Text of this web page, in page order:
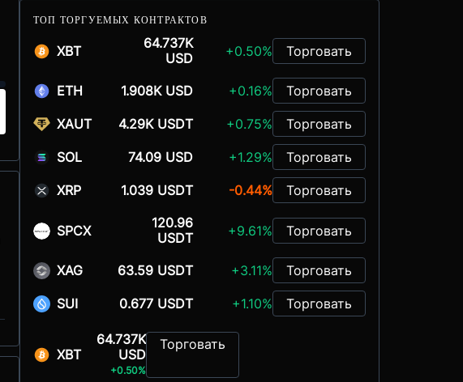
ТОП ТОРГУЕМЫХ КОНТРАКТОВ
XBT
64.737K
USD
+0.50% Торговать
ETH 1.908K USD +0.16% Торговать
XAUT 4.29K USDT +0.75% Торговать
SOL 74.09 USD +1.29% Торговать
XRP 1.039 USDT -0.44% Торговать
SPCX
120.96
USDT
+9.61% Торговать
XAG 63.59 USDT +3.11% Торговать
SUI 0.677 USDT +1.10% Торговать
XBT
64.737K
USD
+0.50%
Торговать